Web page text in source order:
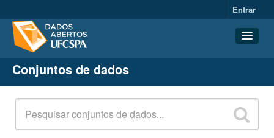
Entrar
Conjuntos de dados
Organizações
Grupos
Sobre
Conjuntos de dados